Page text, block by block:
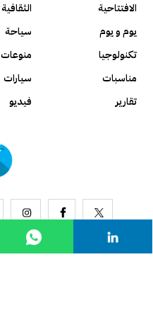
الافتتاحية
الثقافية
يوم و يوم
سياحة
تكنولوجيا
منوعات
مناسبات
سيارات
تقارير
فيديو